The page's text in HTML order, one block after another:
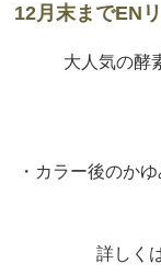
12月末までEN
大人気の酵
・カラー後のか
詳しく